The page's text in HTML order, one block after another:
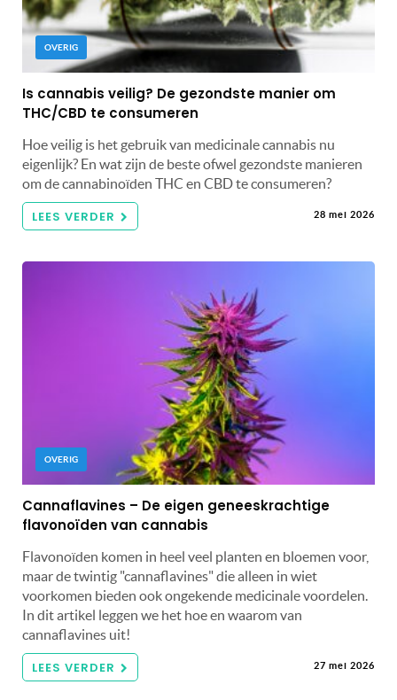
OVERIG
Is cannabis veilig? De gezondste manier om
THC/CBD te consumeren
Hoe veilig is het gebruik van medicinale cannabis nu
eigenlijk? En wat zijn de beste ofwel gezondste manieren
om de cannabinoïden THC en CBD te consumeren?
LEES VERDER 28 mei 2026
OVERIG
Cannaflavines – De eigen geneeskrachtige
flavonoïden van cannabis
Flavonoïden komen in heel veel planten en bloemen voor,
maar de twintig "cannaflavines" die alleen in wiet
voorkomen bieden ook ongekende medicinale voordelen.
In dit artikel leggen we het hoe en waarom van
cannaflavines uit!
LEES VERDER 27 mei 2026